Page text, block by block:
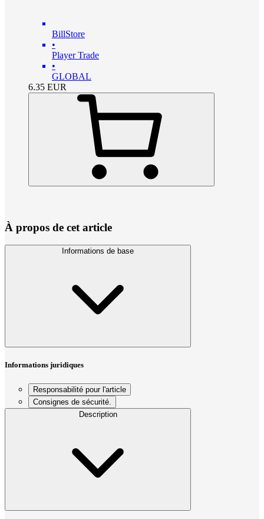
BillStore
•
Player Trade
•
GLOBAL
6.35 EUR
À propos de cet article
Informations de base
Informations juridiques
Responsabilité pour l'article
Consignes de sécurité.
Description